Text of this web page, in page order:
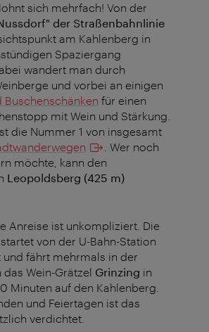
sich mehrfach! Von der
der Straßenbahnlinie
am Kahlenberg in
Spaziergang
wandert man durch
und vorbei an einigen
Buschenschänken für einen
mit Wein und Stärkung.
die Nummer 1 von insgesamt
Wer noch
möchte, kann den
Leopoldsberg (425 m)
Anreise ist unkompliziert. Die
startet von der U-Bahn-Station
fährt mehrmals in der
Wein-Grätzel Grinzing in
Minuten auf den Kahlenberg.
und Feiertagen ist das
verdichtet.